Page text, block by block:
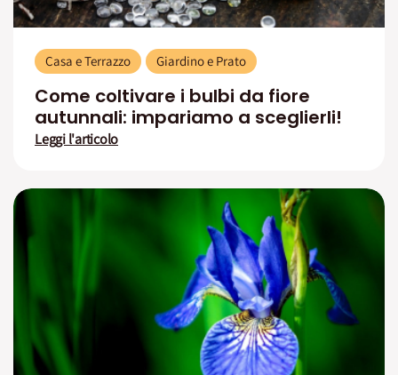
Casa e Terrazzo Giardino e Prato
Come coltivare i bulbi da fiore
autunnali: impariamo a sceglierli!
Leggi l'articolo